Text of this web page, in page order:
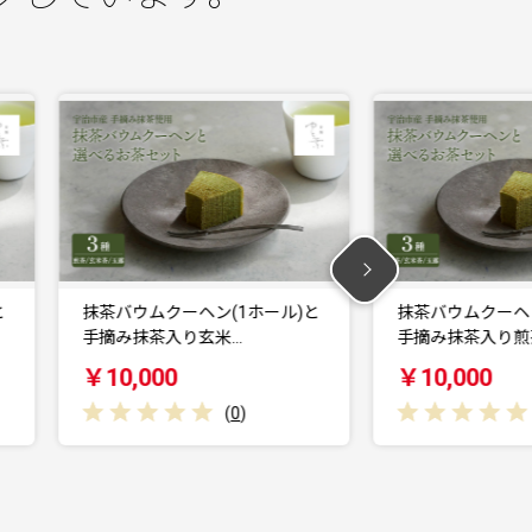
抹茶バウムクーヘン(1ホール)と
手摘み抹茶入り煎茶…
￥10,000
(0)
京都府与謝野町
マツを練り込ん
￥13,000